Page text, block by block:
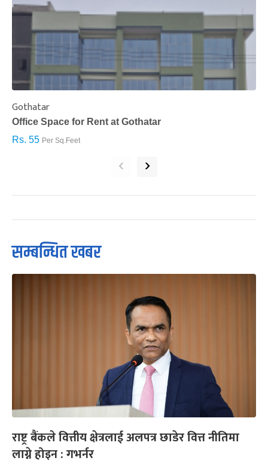
Gothatar
Office Space for Rent at Gothatar
Rs. 55 Per Sq.Feet
‹ ›
सम्बन्धित खबर
राष्ट्र बैंकले वित्तीय क्षेत्रलाई अलपत्र छाडेर वित्त नीतिमा
लाग्ने होइन : गभर्नर